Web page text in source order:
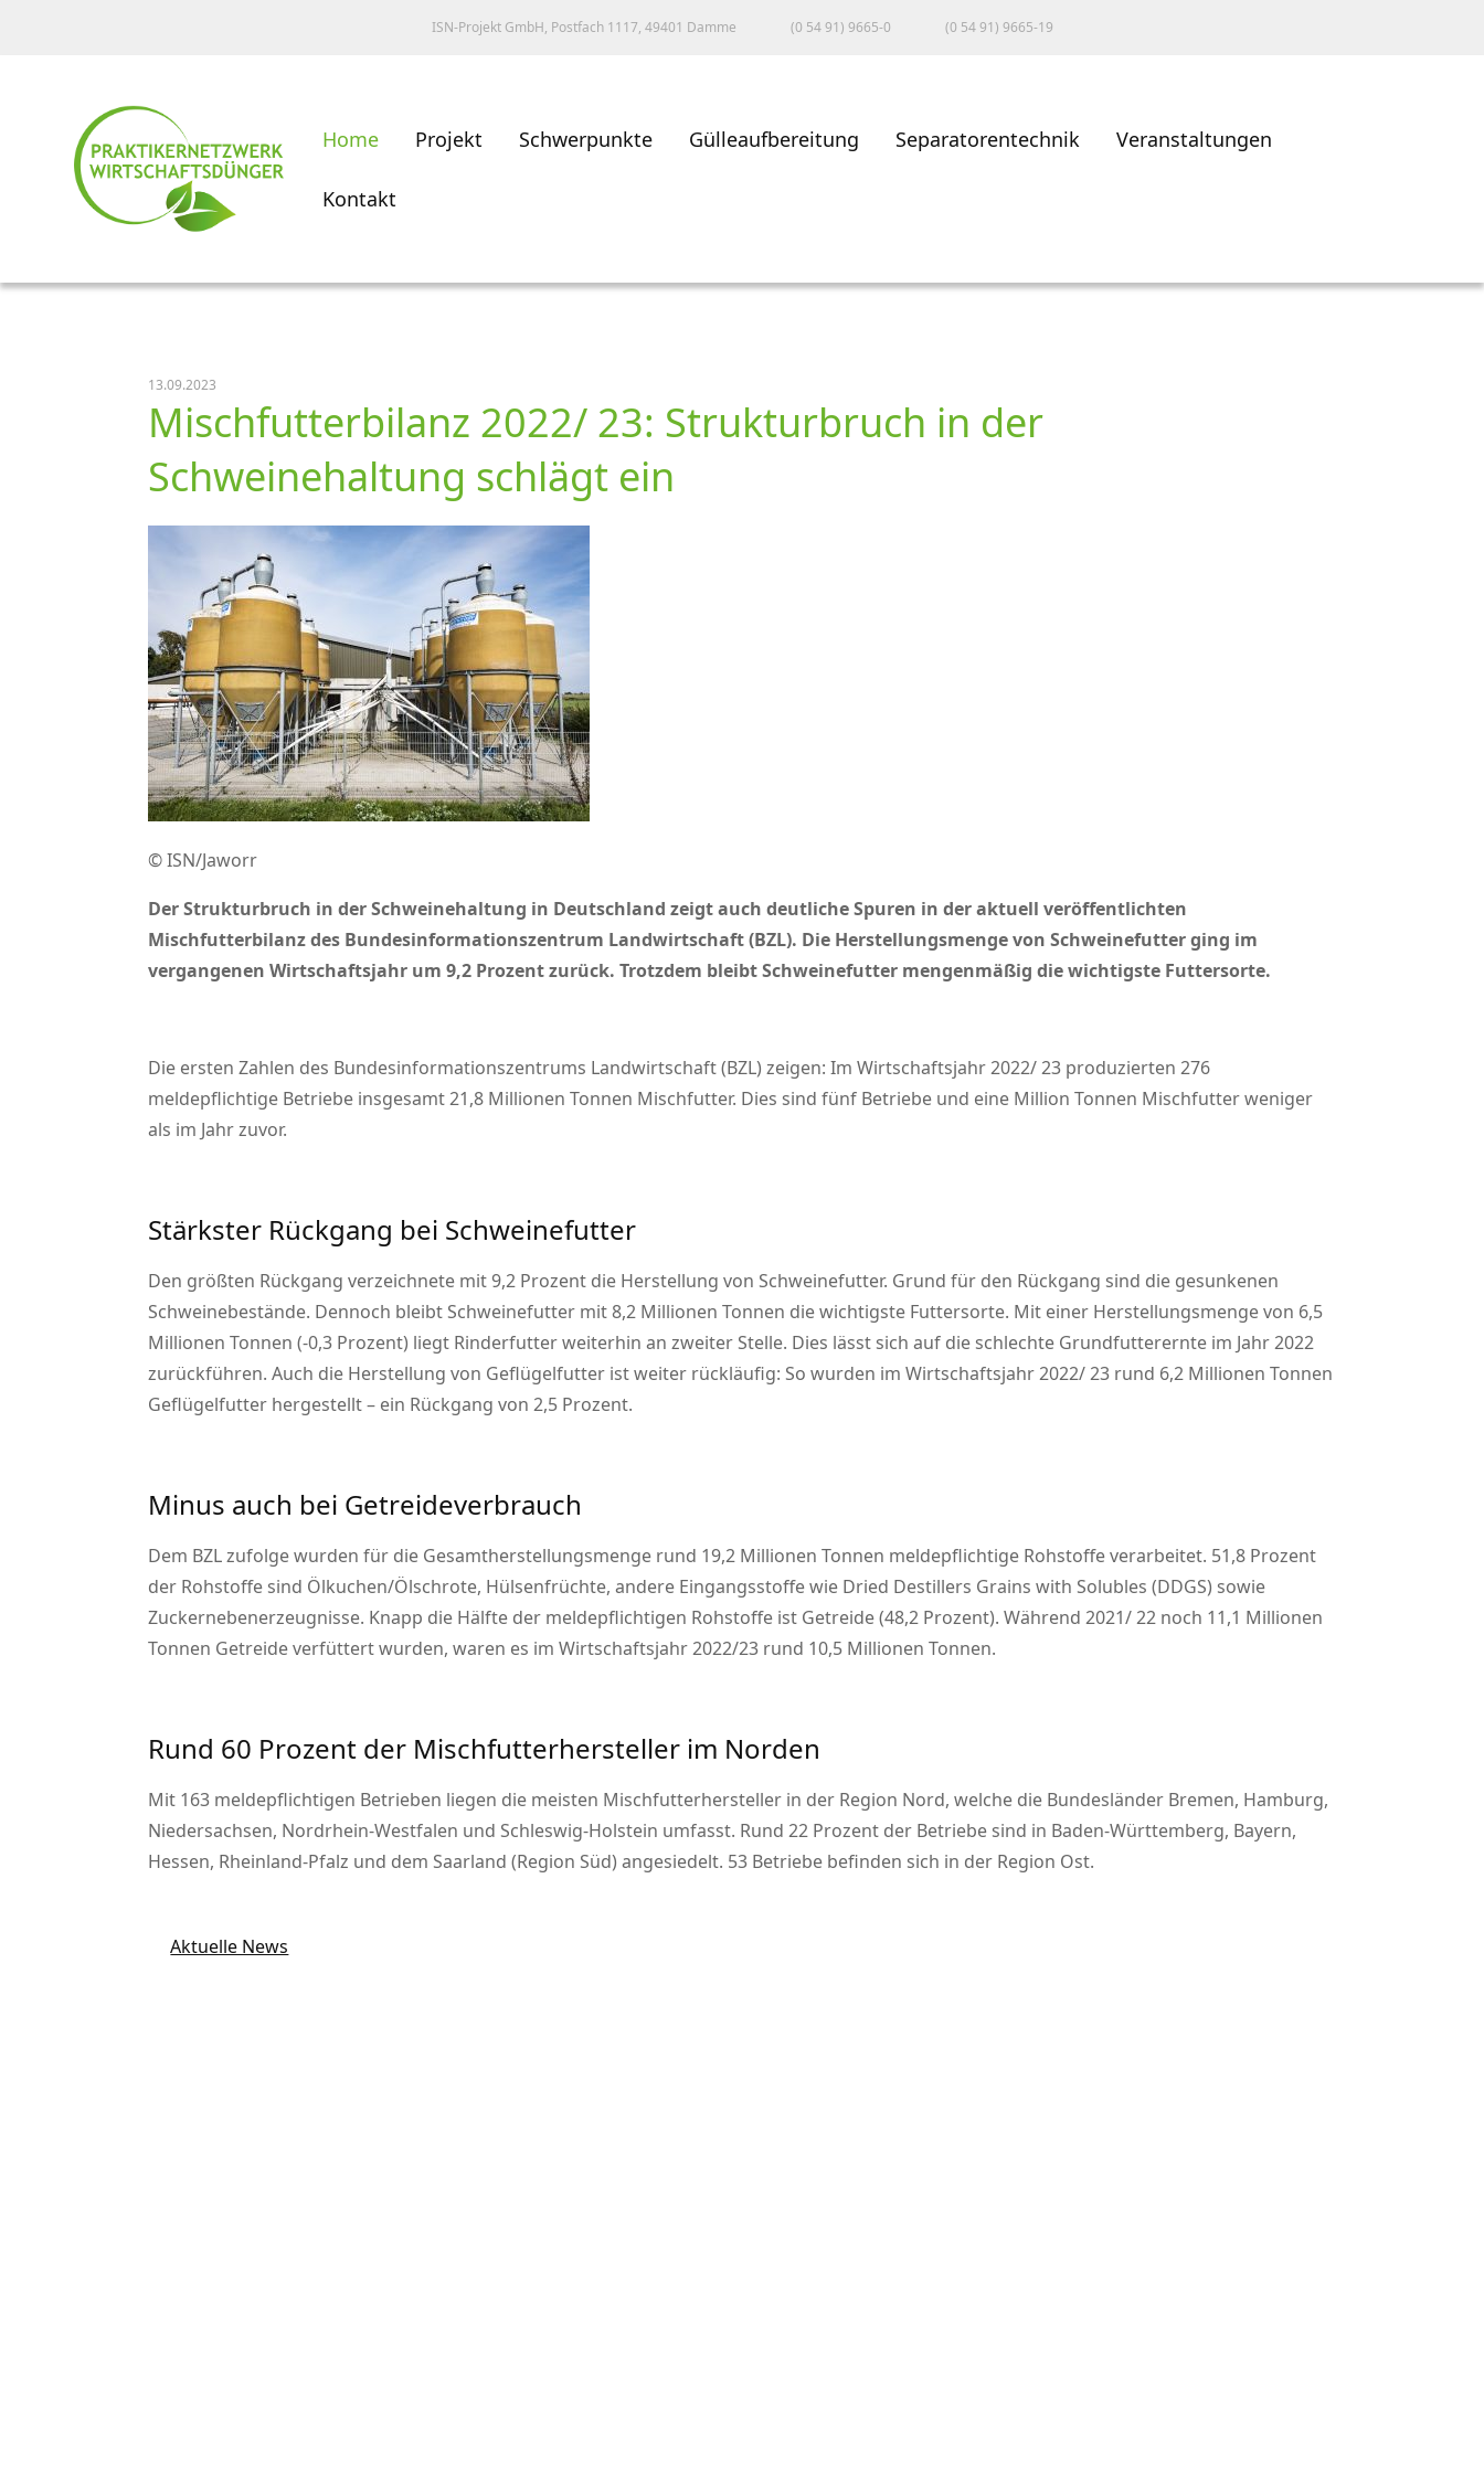
ISN-Projekt GmbH, Postfach 1117, 49401 Damme (0 54 91) 9665-0 (0 54 91) 9665-19
Home Projekt Schwerpunkte Gülleaufbereitung Separatorentechnik Veranstaltungen
Kontakt
13.09.2023
Mischfutterbilanz 2022/ 23: Strukturbruch in der
Schweinehaltung schlägt ein
© ISN/Jaworr
Der Strukturbruch in der Schweinehaltung in Deutschland zeigt auch deutliche Spuren in der aktuell veröffentlichten
Mischfutterbilanz des Bundesinformationszentrum Landwirtschaft (BZL). Die Herstellungsmenge von Schweinefutter ging im
vergangenen Wirtschaftsjahr um 9,2 Prozent zurück. Trotzdem bleibt Schweinefutter mengenmäßig die wichtigste Futtersorte.
Die ersten Zahlen des Bundesinformationszentrums Landwirtschaft (BZL) zeigen: Im Wirtschaftsjahr 2022/ 23 produzierten 276
meldepflichtige Betriebe insgesamt 21,8 Millionen Tonnen Mischfutter. Dies sind fünf Betriebe und eine Million Tonnen Mischfutter weniger
als im Jahr zuvor.
Stärkster Rückgang bei Schweinefutter
Den größten Rückgang verzeichnete mit 9,2 Prozent die Herstellung von Schweinefutter. Grund für den Rückgang sind die gesunkenen
Schweinebestände. Dennoch bleibt Schweinefutter mit 8,2 Millionen Tonnen die wichtigste Futtersorte. Mit einer Herstellungsmenge von 6,5
Millionen Tonnen (-0,3 Prozent) liegt Rinderfutter weiterhin an zweiter Stelle. Dies lässt sich auf die schlechte Grundfutterernte im Jahr 2022
zurückführen. Auch die Herstellung von Geflügelfutter ist weiter rückläufig: So wurden im Wirtschaftsjahr 2022/ 23 rund 6,2 Millionen Tonnen
Geflügelfutter hergestellt – ein Rückgang von 2,5 Prozent.
Minus auch bei Getreideverbrauch
Dem BZL zufolge wurden für die Gesamtherstellungsmenge rund 19,2 Millionen Tonnen meldepflichtige Rohstoffe verarbeitet. 51,8 Prozent
der Rohstoffe sind Ölkuchen/Ölschrote, Hülsenfrüchte, andere Eingangsstoffe wie Dried Destillers Grains with Solubles (DDGS) sowie
Zuckernebenerzeugnisse. Knapp die Hälfte der meldepflichtigen Rohstoffe ist Getreide (48,2 Prozent). Während 2021/ 22 noch 11,1 Millionen
Tonnen Getreide verfüttert wurden, waren es im Wirtschaftsjahr 2022/23 rund 10,5 Millionen Tonnen.
Rund 60 Prozent der Mischfutterhersteller im Norden
Mit 163 meldepflichtigen Betrieben liegen die meisten Mischfutterhersteller in der Region Nord, welche die Bundesländer Bremen, Hamburg,
Niedersachsen, Nordrhein-Westfalen und Schleswig-Holstein umfasst. Rund 22 Prozent der Betriebe sind in Baden-Württemberg, Bayern,
Hessen, Rheinland-Pfalz und dem Saarland (Region Süd) angesiedelt. 53 Betriebe befinden sich in der Region Ost.
Aktuelle News